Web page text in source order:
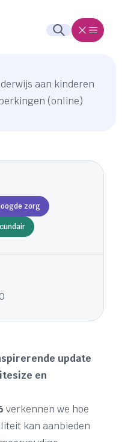
aan kinderen
(online)
zorg
update
en
verkennen we hoe
kan aanbieden